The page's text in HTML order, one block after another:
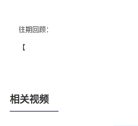
往期回顾：
【
相关视频